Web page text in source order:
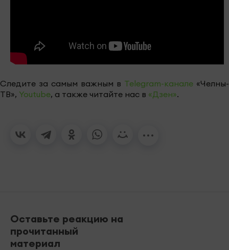
Следите за самым важным в Telegram-канале «Челны-
ТВ», Youtube, а также читайте нас в «Дзен».
Оставьте реакцию на
прочитанный
материал